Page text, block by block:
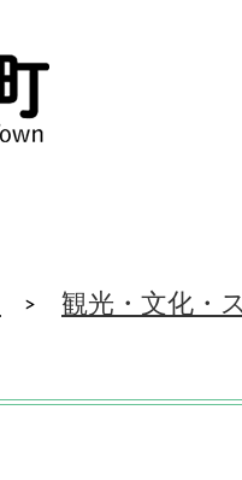
観光・文化・